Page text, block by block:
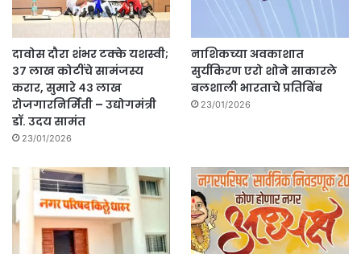
दावोस दौरा शंभर टक्के यशस्वी;
३७ लाख कोटींचे सामंजस्य
करार, सुमारे ४३ लाख
रोजगारनिर्मिती – उद्योगमंत्री
डॉ. उदय सामंत
23/01/2026
नाशिकच्या अवकाशात
सुर्यकिरण एरो शोने साकारले
बलशाली भारताचे प्रतिबिंब
23/01/2026